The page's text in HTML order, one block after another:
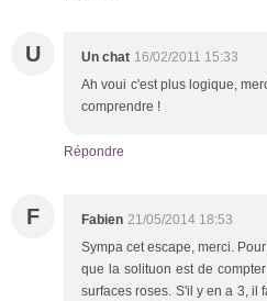
U Un chat 16/02/2011 15:33
Ah voui c'est plus logique,
comprendre !
Répondre
F Fabien 21/05/2014 18:53
Sympa cet escape, merci.
que la solituon est de
surfaces roses. S'il y en a 3, il